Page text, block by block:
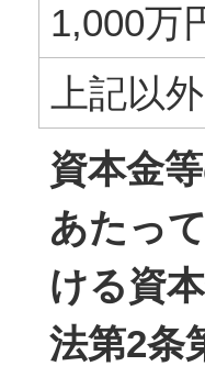
1,000万
上記以外
資本金
あたっ
ける資
法第2条